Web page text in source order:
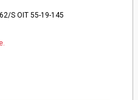
S OIT 55-19-145